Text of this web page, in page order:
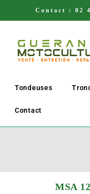
Contact : 02
Tondeuses
Contact
MSA